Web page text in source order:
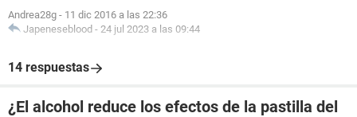
Andrea28g - 11 dic 2016 a las 22:36
Japeneseblood - 24 jul 2023 a las 09:44
14 respuestas
¿El alcohol reduce los efectos de la pastilla del